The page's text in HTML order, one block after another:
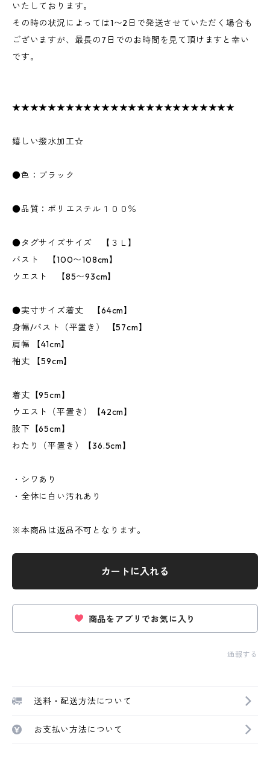
いたしております。
その時の状況によっては1〜2日で発送させていただく場合も
ございますが、最長の7日でのお時間を見て頂けますと幸い
です。
★★★★★★★★★★★★★★★★★★★★★★★★★
嬉しい撥水加工☆
●色：ブラック
●品質：ポリエステル１００％
●タグサイズサイズ 【３Ｌ】
バスト 【100〜108cm】
ウエスト 【85〜93cm】
●実寸サイズ着丈 【64cm】
身幅/バスト（平置き） 【57cm】
肩幅 【41cm】
袖丈 【59cm】
着丈【95cm】
ウエスト（平置き）【42cm】
股下【65cm】
わたり（平置き）【36.5cm】
・シワあり
・全体に白い汚れあり
※本商品は返品不可となります。
カートに入れる
商品をアプリでお気に入り
通報する
送料・配送方法について
お支払い方法について